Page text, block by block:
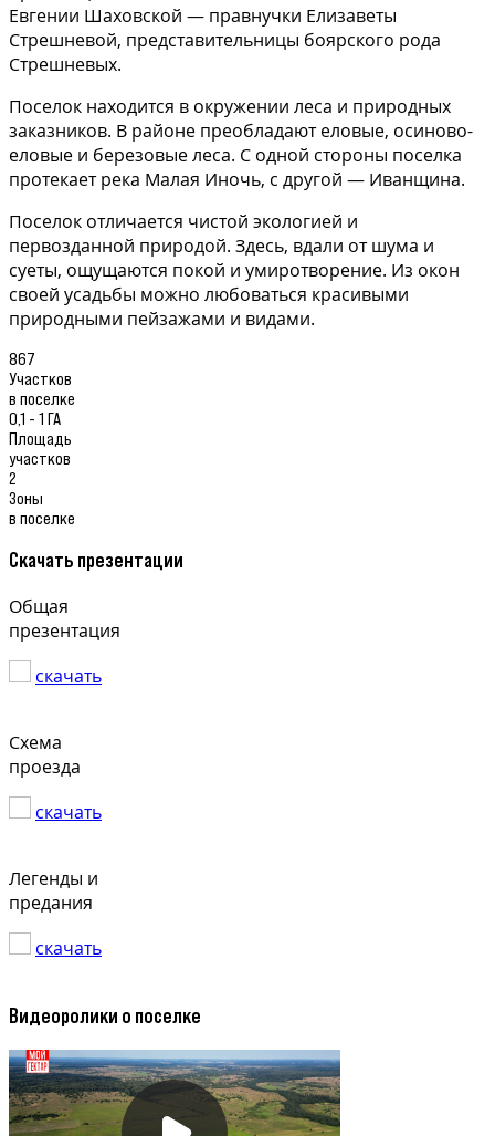
Евгении Шаховской — правнучки Елизаветы
Стрешневой, представительницы боярского рода
Стрешневых.
Поселок находится в окружении леса и природных
заказников. В районе преобладают еловые, осиново-
еловые и березовые леса. С одной стороны поселка
протекает река Малая Иночь, с другой — Иванщина.
Поселок отличается чистой экологией и
первозданной природой. Здесь, вдали от шума и
суеты, ощущаются покой и умиротворение. Из окон
своей усадьбы можно любоваться красивыми
природными пейзажами и видами.
867
Участков
в поселке
0,1 - 1 ГА
Площадь
участков
2
Зоны
в поселке
Скачать презентации
Общая
презентация
скачать
Схема
проезда
скачать
Легенды и
предания
скачать
Видеоролики о поселке